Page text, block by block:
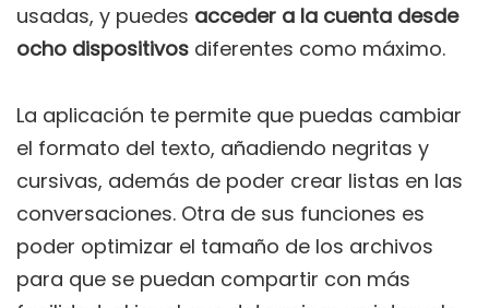
usadas, y puedes acceder a la cuenta desde
ocho dispositivos diferentes como máximo.
La aplicación te permite que puedas cambiar
el formato del texto, añadiendo negritas y
cursivas, además de poder crear listas en las
conversaciones. Otra de sus funciones es
poder optimizar el tamaño de los archivos
para que se puedan compartir con más